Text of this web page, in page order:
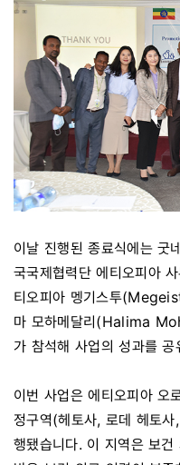
이날 진행된 종료식에는 굿
국국제협력단 에티오피아
티오피아 멩기스투
마 모하메달리(Halima
가 참석해 사업의 성과를 공
이번 사업은 에티오피아 오
정구역(헤토사, 로데 헤토
행됐습니다. 이 지역은 보